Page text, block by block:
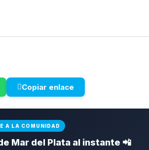
Copiar enlace
A LA COMUNIDAD
Mar del Plata al instante 📲